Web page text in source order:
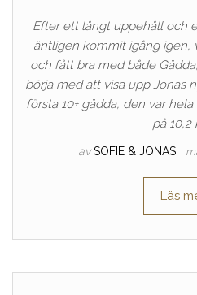
Efter ett långt uppehåll och
äntligen kommit igång igen,
och fått bra med både
börja med att visa upp Jonas
första 10+ gädda, den var
på 10,2
av SOFIE & JONAS
Läs